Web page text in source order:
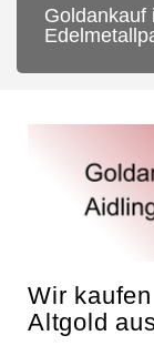
Goldankauf
Wir
Altgold